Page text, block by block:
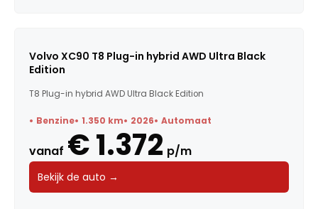
Volvo XC90 T8 Plug-in hybrid AWD Ultra Black
Edition
T8 Plug-in hybrid AWD Ultra Black Edition
Benzine 1.350 km 2026 Automaat
vanaf € 1.372 p/m
Bekijk de auto →